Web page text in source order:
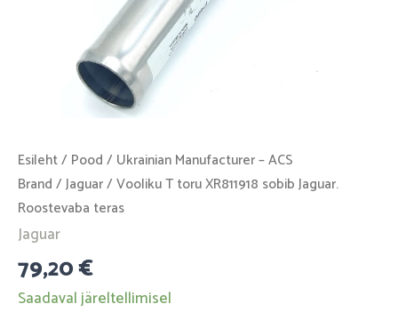
Esileht/ Pood / Ukrainian Manufacturer – ACS
Brand /Jaguar/ Vooliku T toru XR811918 sobib Jaguar.
Roostevaba teras
Jaguar
79,20€
Saadaval järeltellimisel